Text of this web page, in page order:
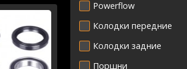
Powerflow
Колодки передние
Колодки задние
Поршни